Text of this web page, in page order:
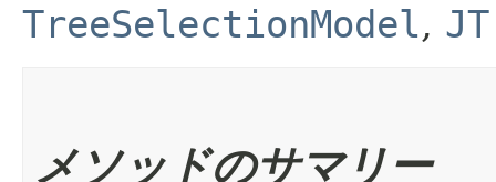
TreeSelectionModel,
メソッドのサマリー